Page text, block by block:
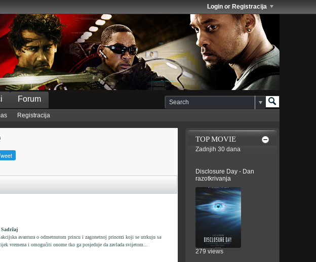
Login or Registracija
Forum
Registracija
Sadržaj
avantura o odmetnutom princu i zagonetnoj princezi koji se utrkuju sa
vremena i omogućiti onome tko ga posjeduje da zavlada svijetom...
TOP MOVIE
Zadnjih 30 dana
Disclosure Day - Dan
razotkrivanja
279 views